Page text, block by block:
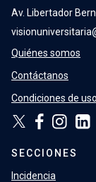
Av. Libertador
Quiénes somos
Contáctanos
Condiciones de uso
SECCIONES
Incidencia